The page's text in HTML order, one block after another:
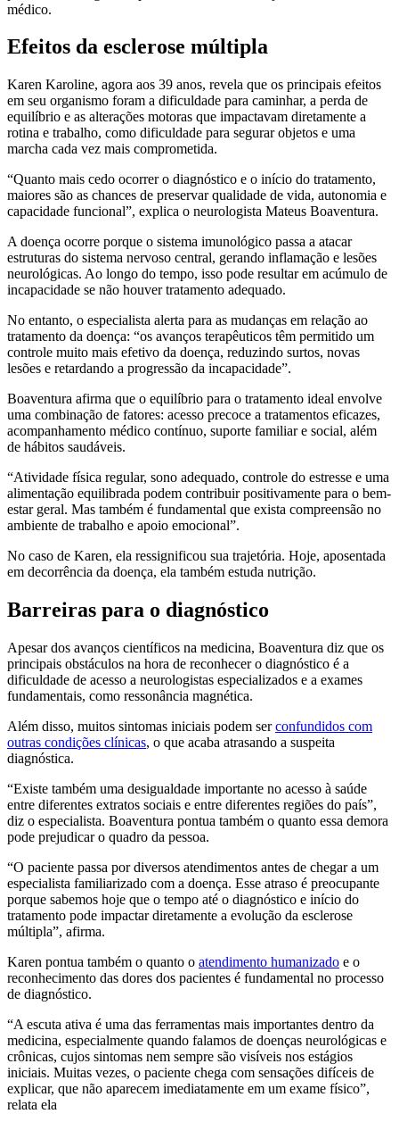
médico.
Efeitos da esclerose múltipla
Karen Karoline, agora aos 39 anos, revela que os principais efeitos
em seu organismo foram a dificuldade para caminhar, a perda de
equilíbrio e as alterações motoras que impactavam diretamente a
rotina e trabalho, como dificuldade para segurar objetos e uma
marcha cada vez mais comprometida.
“Quanto mais cedo ocorrer o diagnóstico e o início do tratamento,
maiores são as chances de preservar qualidade de vida, autonomia e
capacidade funcional”, explica o neurologista Mateus Boaventura.
A doença ocorre porque o sistema imunológico passa a atacar
estruturas do sistema nervoso central, gerando inflamação e lesões
neurológicas. Ao longo do tempo, isso pode resultar em acúmulo de
incapacidade se não houver tratamento adequado.
No entanto, o especialista alerta para as mudanças em relação ao
tratamento da doença: “os avanços terapêuticos têm permitido um
controle muito mais efetivo da doença, reduzindo surtos, novas
lesões e retardando a progressão da incapacidade”.
Boaventura afirma que o equilíbrio para o tratamento ideal envolve
uma combinação de fatores: acesso precoce a tratamentos eficazes,
acompanhamento médico contínuo, suporte familiar e social, além
de hábitos saudáveis.
“Atividade física regular, sono adequado, controle do estresse e uma
alimentação equilibrada podem contribuir positivamente para o bem-
estar geral. Mas também é fundamental que exista compreensão no
ambiente de trabalho e apoio emocional”.
No caso de Karen, ela ressignificou sua trajetória. Hoje, aposentada
em decorrência da doença, ela também estuda nutrição.
Barreiras para o diagnóstico
Apesar dos avanços científicos na medicina, Boaventura diz que os
principais obstáculos na hora de reconhecer o diagnóstico é a
dificuldade de acesso a neurologistas especializados e a exames
fundamentais, como ressonância magnética.
Além disso, muitos sintomas iniciais podem serconfundidos com
outras condições clínicas, o que acaba atrasando a suspeita
diagnóstica.
“Existe também uma desigualdade importante no acesso à saúde
entre diferentes extratos sociais e entre diferentes regiões do país”,
diz o especialista. Boaventura pontua também o quanto essa demora
pode prejudicar o quadro da pessoa.
“O paciente passa por diversos atendimentos antes de chegar a um
especialista familiarizado com a doença. Esse atraso é preocupante
porque sabemos hoje que o tempo até o diagnóstico e início do
tratamento pode impactar diretamente a evolução da esclerose
múltipla”, afirma.
Karen pontua também o quanto o atendimento humanizado e o
reconhecimento das dores dos pacientes é fundamental no processo
de diagnóstico.
“A escuta ativa é uma das ferramentas mais importantes dentro da
medicina, especialmente quando falamos de doenças neurológicas e
crônicas, cujos sintomas nem sempre são visíveis nos estágios
iniciais. Muitas vezes, o paciente chega com sensações difíceis de
explicar, que não aparecem imediatamente em um exame físico”,
relata ela